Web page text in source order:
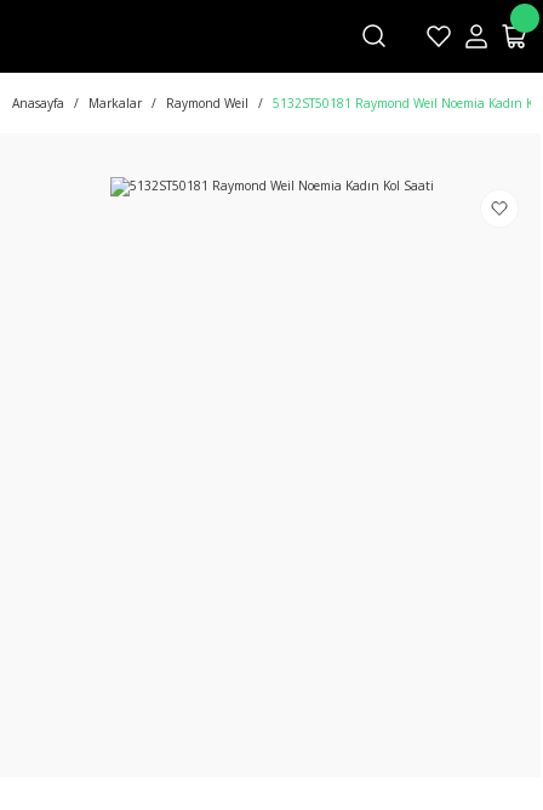
Anasayfa Markalar Raymond Weil 5132ST50181 Raymond Weil Noemia Kadın